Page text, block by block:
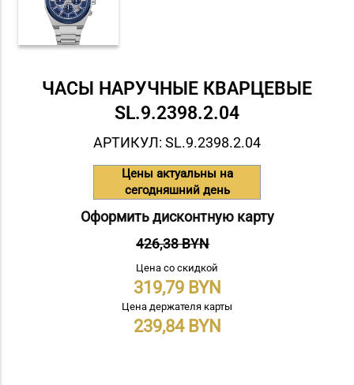
ЧАСЫ НАРУЧНЫЕ КВАРЦЕВЫЕ
SL.9.2398.2.04
АРТИКУЛ: SL.9.2398.2.04
Цены актуальны на
сегодняшний день
Оформить дисконтную карту
426,38 BYN
Цена со скидкой
319,79
Цена держателя карты
239,84